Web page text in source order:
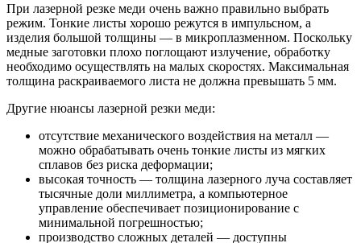
При лазерной резке меди очень важно правильно выбрать
режим. Тонкие листы хорошо режутся в импульсном, а
изделия большой толщины — в микроплазменном. Поскольку
медные заготовки плохо поглощают излучение, обработку
необходимо осуществлять на малых скоростях. Максимальная
толщина раскраиваемого листа не должна превышать 5 мм.
Другие нюансы лазерной резки меди:
отсутствие механического воздействия на металл —
можно обрабатывать очень тонкие листы из мягких
сплавов без риска деформации;
высокая точность — толщина лазерного луча составляет
тысячные доли миллиметра, а компьютерное
управление обеспечивает позиционирование с
минимальной погрешностью;
производство сложных деталей — доступны